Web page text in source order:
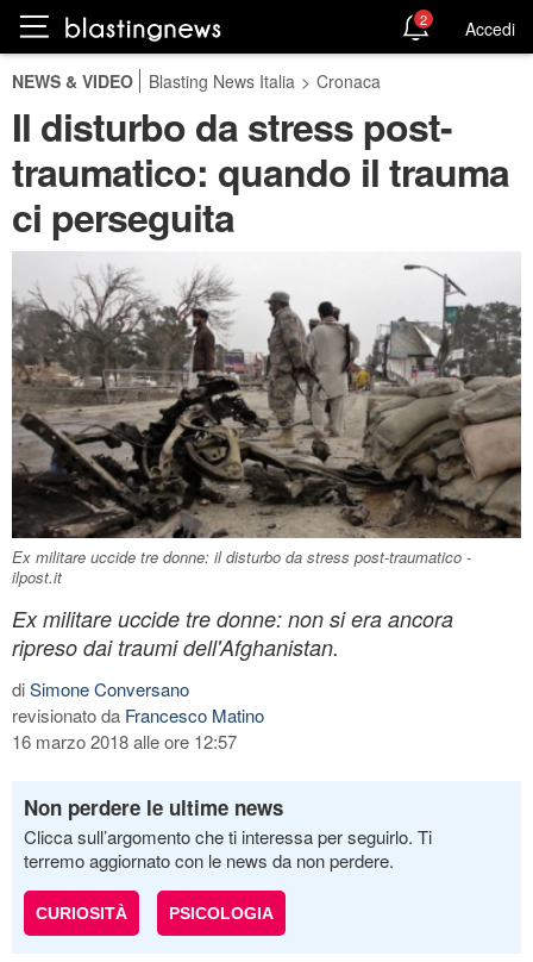
2 Accedi
NEWS & VIDEO Blasting News Italia > Cronaca
Il disturbo da stress post-
traumatico: quando il trauma
ci perseguita
Ex militare uccide tre donne: il disturbo da stress post-traumatico -
ilpost.it
Ex militare uccide tre donne: non si era ancora
ripreso dai traumi dell'Afghanistan.
diSimone Conversano
revisionato da Francesco Matino
16 marzo 2018 alle ore 12:57
Non perdere le ultime news
Clicca sull’argomento che ti interessa per seguirlo. Ti
terremo aggiornato con le news da non perdere.
CURIOSITÀ PSICOLOGIA